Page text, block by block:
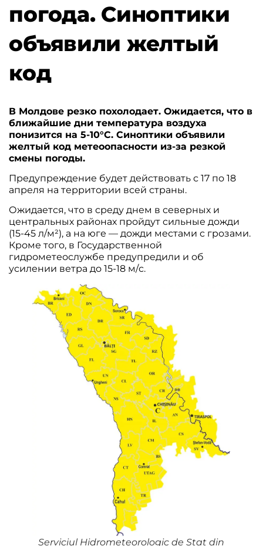
погода. Синоптики
объявили желтый
код
В Молдове резко похолодает. Ожидается, что в
ближайшие дни температура воздуха
понизится на 5-10°С. Синоптики объявили
желтый код метеоопасности из-за резкой
смены погоды.
Предупреждение будет действовать с 17 по 18
апреля на территории всей страны.
Ожидается, что в среду днем в северных и
центральных районах пройдут сильные дожди
(15-45 л/м²), а на юге — дожди местами с грозами.
Кроме того, в Государственной
гидрометеослужбе предупредили и об
усилении ветра до 15-18 м/с.
Serviciul Hidrometeorologic de Stat din